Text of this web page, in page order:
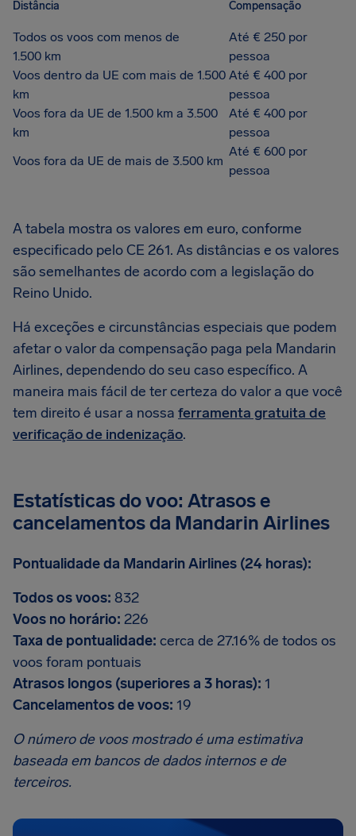
Distância Compensação
Todos os voos com menos de
1.500 km
Até € 250 por
pessoa
Voos dentro da UE com mais de 1.500
km
Até € 400 por
pessoa
Voos fora da UE de 1.500 km a 3.500
km
Até € 400 por
pessoa
Voos fora da UE de mais de 3.500 km
Até € 600 por
pessoa
A tabela mostra os valores em euro, conforme
especificado pelo CE 261. As distâncias e os valores
são semelhantes de acordo com a legislação do
Reino Unido.
Há exceções e circunstâncias especiais que podem
afetar o valor da compensação paga pela Mandarin
Airlines, dependendo do seu caso específico. A
maneira mais fácil de ter certeza do valor a que você
tem direito é usar a nossa ferramenta gratuita de
verificação de indenização.
Estatísticas do voo: Atrasos e
cancelamentos da Mandarin Airlines
Pontualidade da Mandarin Airlines (24 horas):
Todos os voos: 832
Voos no horário: 226
Taxa de pontualidade: cerca de 27.16% de todos os
voos foram pontuais
Atrasos longos (superiores a 3 horas): 1
Cancelamentos de voos: 19
O número de voos mostrado é uma estimativa
baseada em bancos de dados internos e de
terceiros.